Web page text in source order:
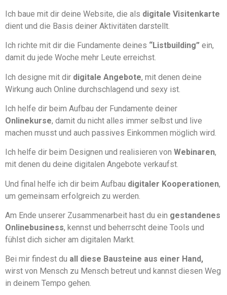
Ich baue mit dir deine Website, die als digitale Visitenkarte
dient und die Basis deiner Aktivitäten darstellt.
Ich richte mit dir die Fundamente deines “Listbuilding” ein,
damit du jede Woche mehr Leute erreichst.
Ich designe mit dir digitale Angebote, mit denen deine
Wirkung auch Online durchschlagend und sexy ist.
Ich helfe dir beim Aufbau der Fundamente deiner
Onlinekurse, damit du nicht alles immer selbst und live
machen musst und auch passives Einkommen möglich wird.
Ich helfe dir beim Designen und realisieren von Webinaren,
mit denen du deine digitalen Angebote verkaufst.
Und final helfe ich dir beim Aufbau digitaler Kooperationen,
um gemeinsam erfolgreich zu werden.
Am Ende unserer Zusammenarbeit hast du ein gestandenes
Onlinebusiness, kennst und beherrscht deine Tools und
fühlst dich sicher am digitalen Markt.
Bei mir findest du all diese Bausteine aus einer Hand,
wirst von Mensch zu Mensch betreut und kannst diesen Weg
in deinem Tempo gehen.